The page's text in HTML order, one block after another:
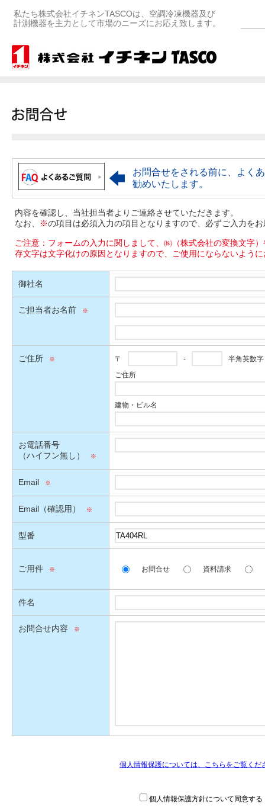
私たち株式会社イチネンTASCOは、空調冷凍機器及び
計測機器を主力として市場のニーズにお応え致します。
お問合せをされる前に、よく
勧めいたします。
内容を確認し、当社担当者よりご連絡させていただきます。
なお、
※の項目は必須入力の項目となりますので、必ずご入力を
ご注意：フォームの入力に関しまして、㈱（株式会社の変換文字
存文字は文字化けの原因となりますので、ご使用にならないよう
御社名
ご担当者お名前
ご住所 〒 -
半角英数字
ご住所
建物・ビル名
お電話番号
（ハイフン無し）
Email
Email（確認用）
型番
ご用件 お問合せ 資料請求
件名
お問合せ内容
個人情報保護については、こちらをご覧くだ
個人情報保護方針について同意する